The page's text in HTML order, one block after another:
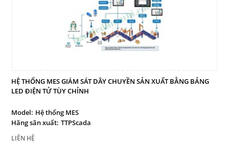
HỆ THỐNG MES GIÁM SÁT DÂY CHUYỀN SẢN XUẤT BẰNG BẢNG
LED ĐIỆN TỬ TÙY CHỈNH
Model: Hệ thống MES
Hãng sãn xuất: TTPScada
LIÊN HỆ
LIÊN HỆ
HotLine
0909 199 102
Email